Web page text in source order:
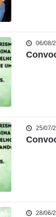
06/08/
25/07/
28/06/